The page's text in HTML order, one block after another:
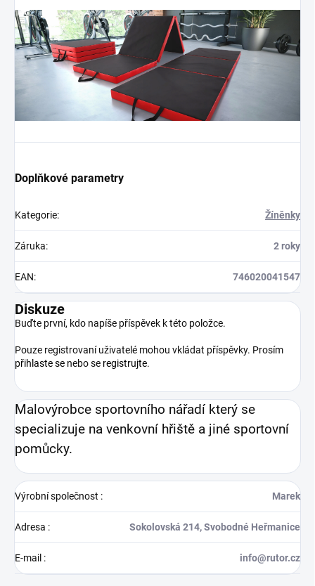
Doplňkové parametry
Kategorie: Žíněnky
Záruka: 2 roky
EAN: 746020041547
Diskuze
Buďte první, kdo napíše příspěvek k této položce.
Pouze registrovaní uživatelé mohou vkládat příspěvky. Prosím
přihlaste se nebo se registrujte.
Malovýrobce sportovního nářadí který se
specializuje na venkovní hřiště a jiné sportovní
pomůcky.
Výrobní společnost : Marek
Adresa : Sokolovská 214, Svobodné Heřmanice
E-mail : info@rutor.cz